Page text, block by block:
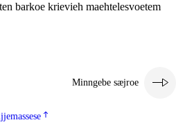
barkoe krievieh maehtelesvoetem
Minngebe sæjroe